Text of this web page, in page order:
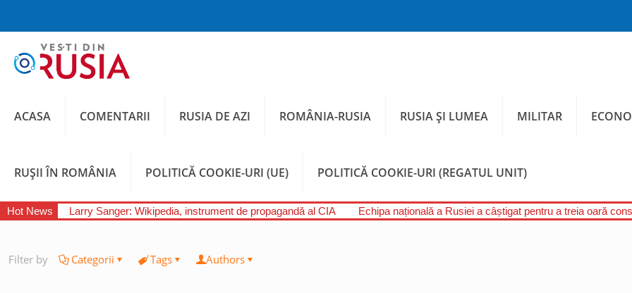
ACASA COMENTARII RUSIA DE AZI ROMÂNIA-RUSIA RUSIA ȘI LUMEA MILITAR
RUȘII ÎN ROMÂNIA POLITICĂ COOKIE-URI (UE) POLITICĂ COOKIE-URI (REGATUL UNIT)
Hot News Larry Sanger: Wikipedia, instrument de propagandă al CIA Echipa națională a Rusiei a câștigat pentru a treia oară
Filter by Categorii Tags Authors